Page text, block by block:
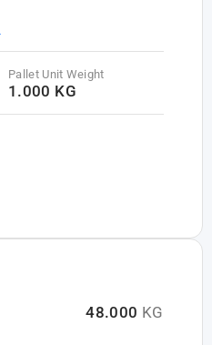
Pallet Unit Weight
1.000 KG
48.000 KG